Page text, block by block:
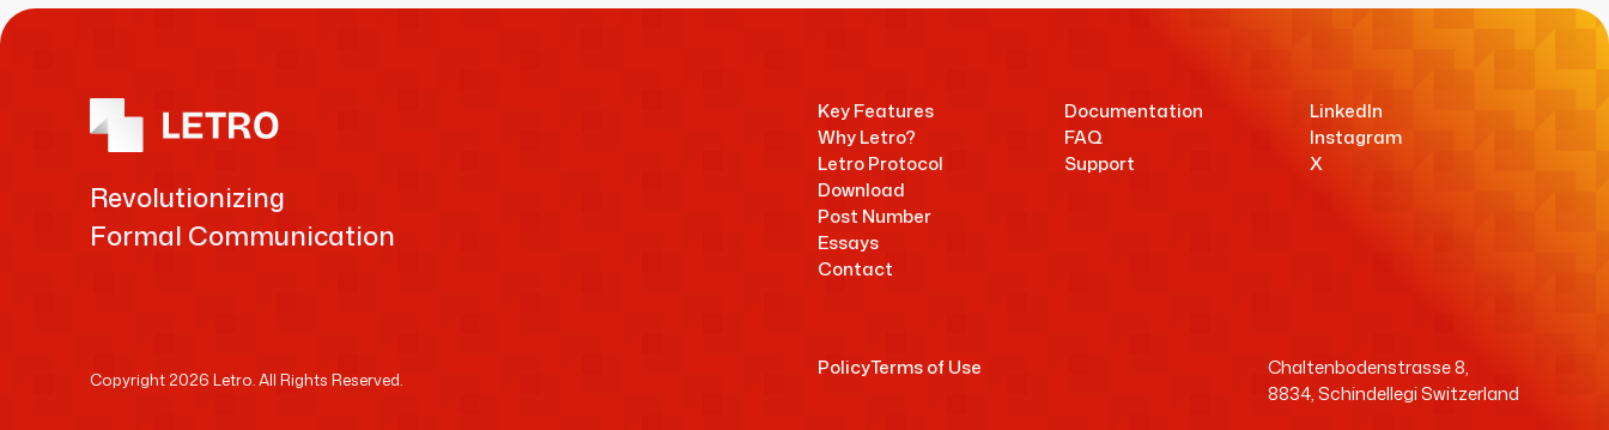
Revolutionizing
Formal Communication
Key Features
Why Letro?
Letro Protocol
Download
Post Number
Essays
Contact
Documentation
FAQ
Support
LinkedIn
Instagram
X
Copyright 2026 Letro. All Rights Reserved.
PolicyTerms of Use
Chaltenbodenstrasse 8,
8834, Schindellegi Switzerland